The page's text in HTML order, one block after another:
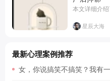
本文详细介
星辰大海
最新心理案例推荐
女，你说搞笑不搞笑？我有